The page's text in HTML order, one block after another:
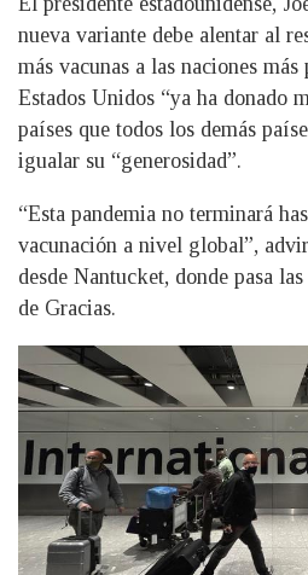
nueva variante debe alentar al
más vacunas a las naciones más
Estados Unidos “ya ha donado
países que todos los demás
igualar su “generosidad”.
“Esta pandemia no terminará
vacunación a nivel global”,
desde Nantucket, donde pasa
de Gracias.